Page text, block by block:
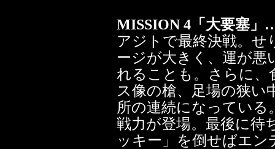
MISSION 4「大要塞
アジトで最終決戦。
ージが大きく、運が
れることも。さらに
ス像の槍、足場の狭い
所の連続になっている
戦力が登場。最後に待
ッキー」を倒せばエン